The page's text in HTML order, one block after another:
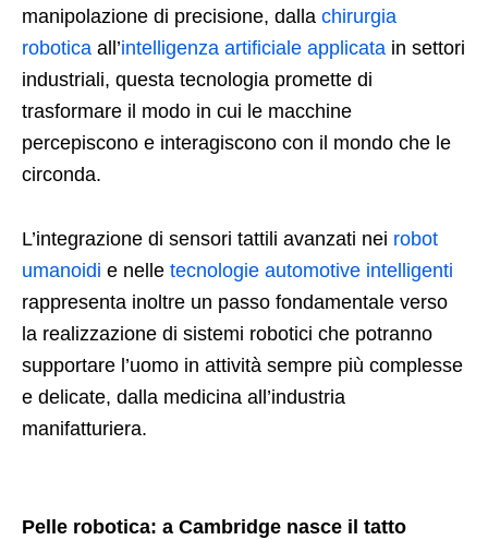
manipolazione di precisione, dalla chirurgia
robotica all’intelligenza artificiale applicata in settori
industriali, questa tecnologia promette di
trasformare il modo in cui le macchine
percepiscono e interagiscono con il mondo che le
circonda.
L’integrazione di sensori tattili avanzati nei robot
umanoidi e nelle tecnologie automotive intelligenti
rappresenta inoltre un passo fondamentale verso
la realizzazione di sistemi robotici che potranno
supportare l’uomo in attività sempre più complesse
e delicate, dalla medicina all’industria
manifatturiera.
Pelle robotica: a Cambridge nasce il tatto